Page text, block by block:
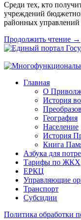
Среди тех, кто
учреждений
районных
Продолжить чтение →
Главная
О
История
География
Население
История
Книга
Азбука для
Тарифы по ЖКХ
ЕРКЦ
Управляющие
Транспорт
Субсидии
Политика обработки